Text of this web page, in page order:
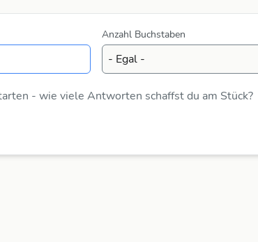
Anzahl Buchstaben
- wie viele Antworten schaffst du am Stück?